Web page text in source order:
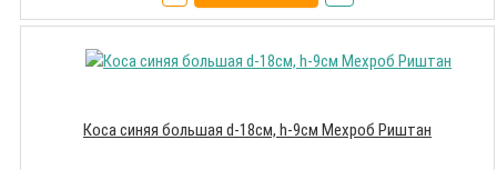
Коса синяя большая d-18см, h-9см Мехроб Риштан